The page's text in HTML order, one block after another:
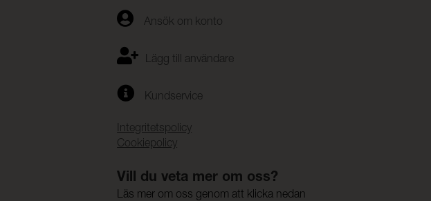
Ansök om konto
Lägg till användare
Kundservice
Integritetspolicy
Cookiepolicy
Vill du veta mer om oss?
Läs mer om oss genom att klicka nedan